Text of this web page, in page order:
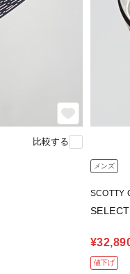
比較する
メンズ
SCOTTY
値下げ